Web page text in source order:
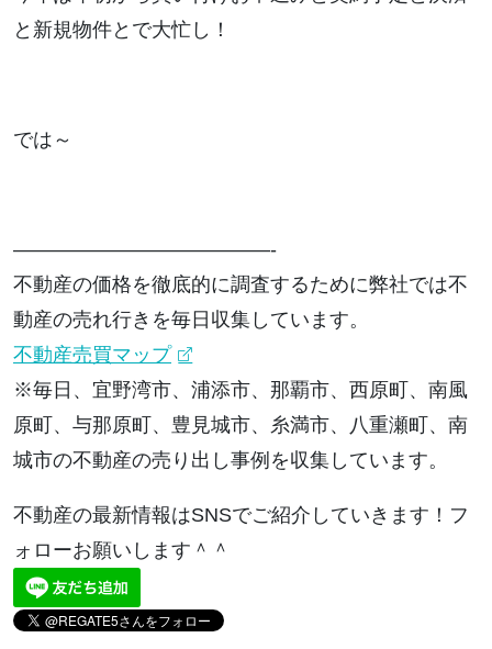
と新規物件とで大忙し！
では～
—————————————-
不動産の価格を徹底的に調査するために弊社では不
動産の売れ行きを毎日収集しています。
不動産売買マップ
※毎日、宜野湾市、浦添市、那覇市、西原町、南風
原町、与那原町、豊見城市、糸満市、八重瀬町、南
城市の不動産の売り出し事例を収集しています。
不動産の最新情報はSNSでご紹介していきます！フ
ォローお願いします＾＾